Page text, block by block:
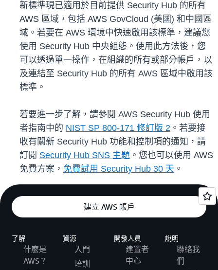
新標準現已適用於目前提供 Security Hub 的所有
AWS 區域，包括 AWS GovCloud (美國) 和中國區
域。若要在 AWS 環境中快速啟用該標準，建議您
使用 Security Hub 中央組態。使用此方法後，您
可以透過單一操作，在組織的所有或部分帳戶，以
及連結至 Security Hub 的所有 AWS 區域中啟用該
標準。
若要進一步了解，請參閱 AWS Security Hub 使用
者指南中的 NIST SP 800-171 修訂版 2 。若要接
收有關新 Security Hub 功能和控制項的通知，請
訂閱 Security Hub SNS 主題 。您也可以使用 AWS
免費方案， 免費試用 Security Hub 30 天 。
建立 AWS 帳戶
了解
什麼是
AWS？
資源
入門
培訓
開發人員
建置者
中心
說明
聯絡我
們